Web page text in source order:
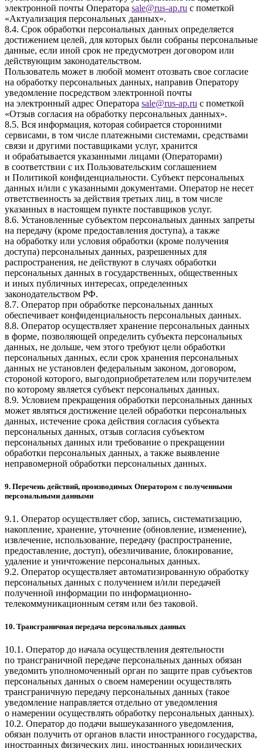
электронной почты Оператора sale@rus-ap.ru с пометкой
«Актуализация персональных данных».
8.4. Срок обработки персональных данных определяется
достижением целей, для которых были собраны персональные
данные, если иной срок не предусмотрен договором или
действующим законодательством.
Пользователь может в любой момент отозвать свое согласие
на обработку персональных данных, направив Оператору
уведомление посредством электронной почты
на электронный адрес Оператора sale@rus-ap.ru с пометкой
«Отзыв согласия на обработку персональных данных».
8.5. Вся информация, которая собирается сторонними
сервисами, в том числе платежными системами, средствами
связи и другими поставщиками услуг, хранится
и обрабатывается указанными лицами (Операторами)
в соответствии с их Пользовательским соглашением
и Политикой конфиденциальности. Субъект персональных
данных и/или с указанными документами. Оператор не несет
ответственность за действия третьих лиц, в том числе
указанных в настоящем пункте поставщиков услуг.
8.6. Установленные субъектом персональных данных запреты
на передачу (кроме предоставления доступа), а также
на обработку или условия обработки (кроме получения
доступа) персональных данных, разрешенных для
распространения, не действуют в случаях обработки
персональных данных в государственных, общественных
и иных публичных интересах, определенных
законодательством РФ.
8.7. Оператор при обработке персональных данных
обеспечивает конфиденциальность персональных данных.
8.8. Оператор осуществляет хранение персональных данных
в форме, позволяющей определить субъекта персональных
данных, не дольше, чем этого требуют цели обработки
персональных данных, если срок хранения персональных
данных не установлен федеральным законом, договором,
стороной которого, выгодоприобретателем или поручителем
по которому является субъект персональных данных.
8.9. Условием прекращения обработки персональных данных
может являться достижение целей обработки персональных
данных, истечение срока действия согласия субъекта
персональных данных, отзыв согласия субъектом
персональных данных или требование о прекращении
обработки персональных данных, а также выявление
неправомерной обработки персональных данных.
9. Перечень действий, производимых Оператором с полученными
персональными данными
9.1. Оператор осуществляет сбор, запись, систематизацию,
накопление, хранение, уточнение (обновление, изменение),
извлечение, использование, передачу (распространение,
предоставление, доступ), обезличивание, блокирование,
удаление и уничтожение персональных данных.
9.2. Оператор осуществляет автоматизированную обработку
персональных данных с получением и/или передачей
полученной информации по информационно-
телекоммуникационным сетям или без таковой.
10. Трансграничная передача персональных данных
10.1. Оператор до начала осуществления деятельности
по трансграничной передаче персональных данных обязан
уведомить уполномоченный орган по защите прав субъектов
персональных данных о своем намерении осуществлять
трансграничную передачу персональных данных (такое
уведомление направляется отдельно от уведомления
о намерении осуществлять обработку персональных данных).
10.2. Оператор до подачи вышеуказанного уведомления,
обязан получить от органов власти иностранного государства,
иностранных физических лиц, иностранных юридических